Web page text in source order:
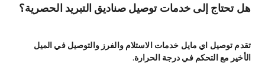
هل تحتاج إلى خدمات توصيل صناديق التبريد الحصرية؟
تقدم توصيل اي مايل خدمات الاستلام والفرز والتوصيل في الميل
الأخير مع التحكم في درجة الحرارة.
iMile Chat